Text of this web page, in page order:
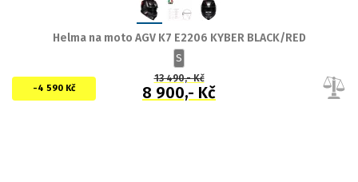
Helma na moto AGV K7 E2206 KYBER BLACK/RED
S
-4 590 Kč
13 490,- Kč
8 900,- Kč